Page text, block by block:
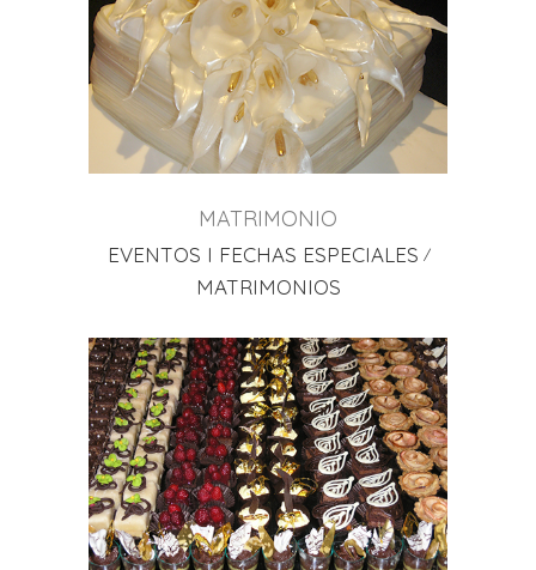
MATRIMONIO
EVENTOS I FECHAS ESPECIALES
MATRIMONIOS